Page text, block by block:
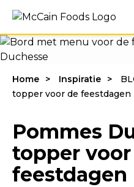
Home Inspiratie
topper voor de feestdagen
Pommes
topper
feestdagen